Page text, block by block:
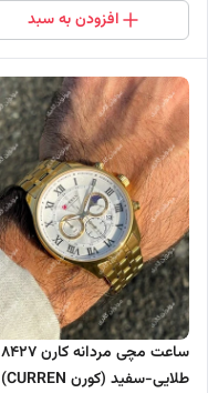
افزودن به سبد
ساعت مچی مردانه کارن 8427
طلایی-سفید (کورن CURREN)